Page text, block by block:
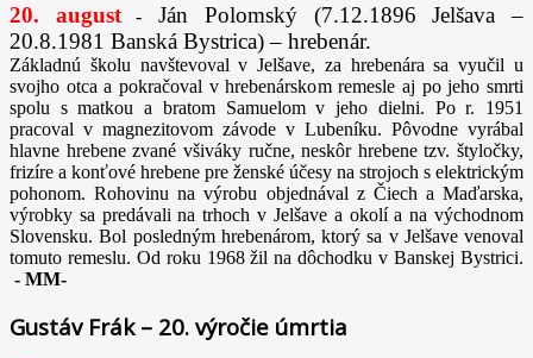
20. august-
Ján Polomský (7.12.1896 Jelšava –
20.8.1981 Banská Bystrica) – hrebenár.
Základnú školu navštevoval v Jelšave, za hrebenára sa vyučil u
svojho otca a pokračoval v hrebenárskom remesle aj po jeho smrti
spolu s matkou a bratom Samuelom v jeho dielni. Po r. 1951
pracoval v magnezitovom závode v Lubeníku. Pôvodne vyrábal
hlavne hrebene zvané všiváky ručne, neskôr hrebene tzv. štyločky,
frizíre a konťové hrebene pre ženské účesy na strojoch s elektrickým
pohonom. Rohovinu na výrobu objednával z Čiech a Maďarska,
výrobky sa predávali na trhoch v Jelšave a okolí a na východnom
Slovensku. Bol posledným hrebenárom, ktorý sa v Jelšave venoval
tomuto remeslu. Od roku 1968 žil na dôchodku v Banskej Bystrici.
- MM-
Gustáv Frák – 20. výročie úmrtia